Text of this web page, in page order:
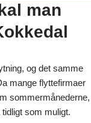
man
og det samme
mange flyttefirmaer
sommermånederne,
som muligt.